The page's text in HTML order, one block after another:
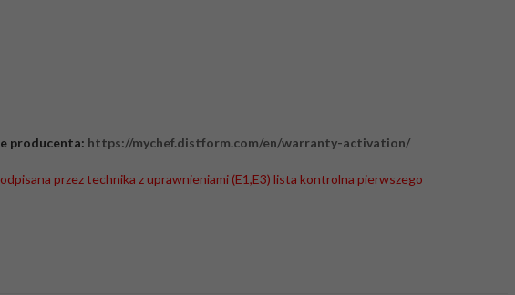
producenta: https://mychef.distform.com/en/warranty-activation/
przez technika z uprawnieniami (E1,E3) lista kontrolna pierwszego